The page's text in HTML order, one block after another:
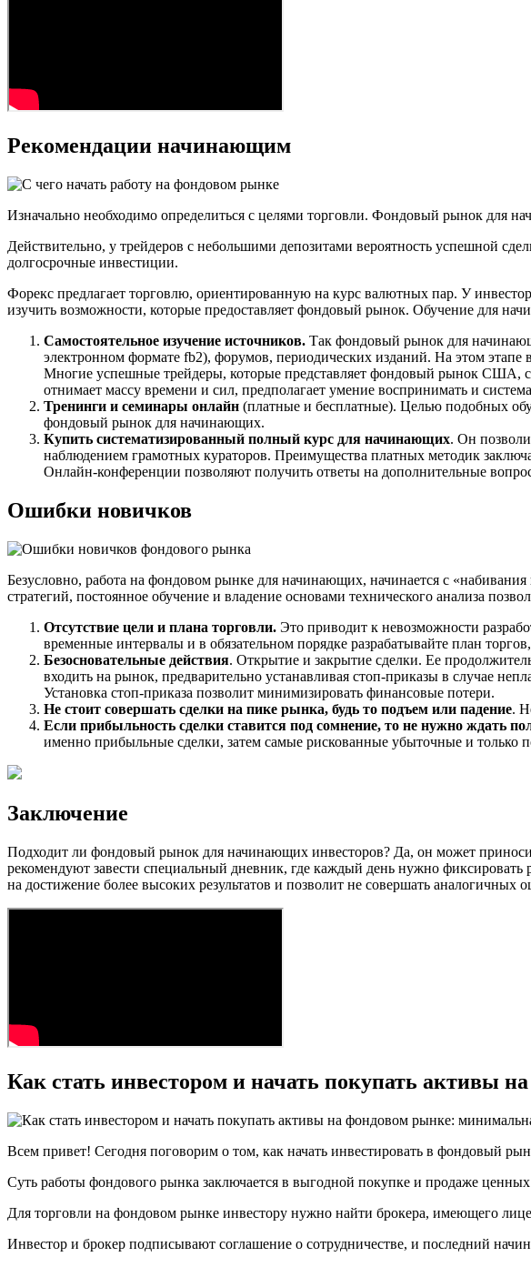
Рекомендации начинающим
Изначально необходимо определиться с целями торговли. Фондовый рынок для
Действительно, у трейдеров с небольшими депозитами вероятность успешной
долгосрочные инвестиции.
Форекс предлагает торговлю, ориентированную на курс валютных пар. У
изучить возможности, которые предоставляет фондовый рынок. Обучение для
Самостоятельное изучение источников. Так фондовый рынок для
электронном формате fb2), форумов, периодических изданий. На этом этапе
Многие успешные трейдеры, которые представляет фондовый рынок США, с
отнимает массу времени и сил, предполагает умение воспринимать и
Тренинги и семинары онлайн (платные и бесплатные). Целью подобных
фондовый рынок для начинающих.
Купить систематизированный полный курс для начинающих. Он
наблюдением грамотных кураторов. Преимущества платных методик
Онлайн-конференции позволяют получить ответы на дополнительные
Ошибки новичков
Безусловно, работа на фондовом рынке для начинающих, начинается с
стратегий, постоянное обучение и владение основами технического анализа
Отсутствие цели и плана торговли. Это приводит к невозможности
временные интервалы и в обязательном порядке разрабатывайте план
Безосновательные действия. Открытие и закрытие сделки. Ее
входить на рынок, предварительно устанавливая стоп-приказы в случае
Установка стоп-приказа позволит минимизировать финансовые потери.
Не стоит совершать сделки на пике рынка, будь то подъем или падение.
Если прибыльность сделки ставится под сомнение, то не нужно ждать
именно прибыльные сделки, затем самые рискованные убыточные и только
Заключение
Подходит ли фондовый рынок для начинающих инвесторов? Да, он может
рекомендуют завести специальный дневник, где каждый день нужно фиксировать
на достижение более высоких результатов и позволит не совершать аналогичных
Как стать инвестором и начать покупать активы
Всем привет! Сегодня поговорим о том, как начать инвестировать в фондовый
Суть работы фондового рынка заключается в выгодной покупке и продаже
Для торговли на фондовом рынке инвестору нужно найти брокера, имеющего
Инвестор и брокер подписывают соглашение о сотрудничестве, и последний